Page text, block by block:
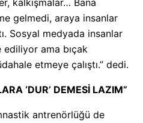
gelmedi, araya insanlar
Sosyal medyada insanlar
ediliyor ama bıçak
etmeye çalıştı.” dedi.
‘DUR’ DEMESİ LAZIM”
antrenörlüğü de